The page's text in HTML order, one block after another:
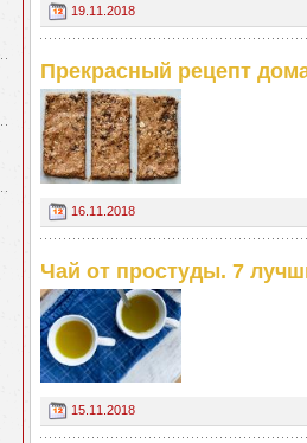
19.11.2018
Прекрасный рецепт
16.11.2018
Чай от простуды. 7
15.11.2018